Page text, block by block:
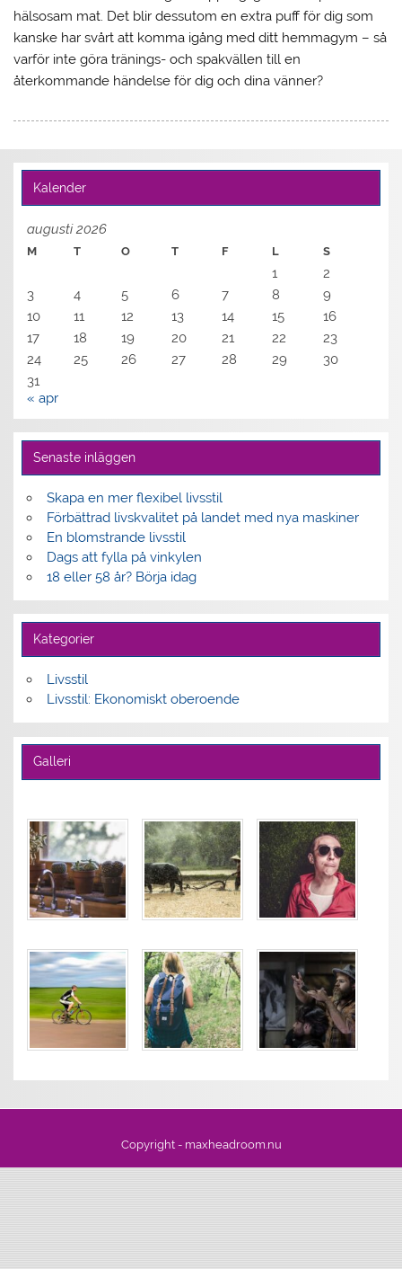
hälsosam mat. Det blir dessutom en extra puff för dig som
kanske har svårt att komma igång med ditt hemmagym – så
varför inte göra tränings- och spakvällen till en
återkommande händelse för dig och dina vänner?
Kalender
augusti 2026
M T O T F L S
1
2
3
4 5 6 7 8
9
10
11 12 13 14 15
16
17
18 19 20 21 22
23
24
25 26 27 28 29
30
31
« apr
Senaste inläggen
Skapa en mer flexibel livsstil
Förbättrad livskvalitet på landet med nya maskiner
En blomstrande livsstil
Dags att fylla på vinkylen
18 eller 58 år? Börja idag
Kategorier
Livsstil
Livsstil: Ekonomiskt oberoende
Galleri